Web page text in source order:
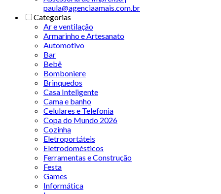
paula@agenciaamais.com.br
Categorias
Ar e ventilação
Armarinho e Artesanato
Automotivo
Bar
Bebê
Bomboniere
Brinquedos
Casa Inteligente
Cama e banho
Celulares e Telefonia
Copa do Mundo 2026
Cozinha
Eletroportáteis
Eletrodomésticos
Ferramentas e Construção
Festa
Games
Informática